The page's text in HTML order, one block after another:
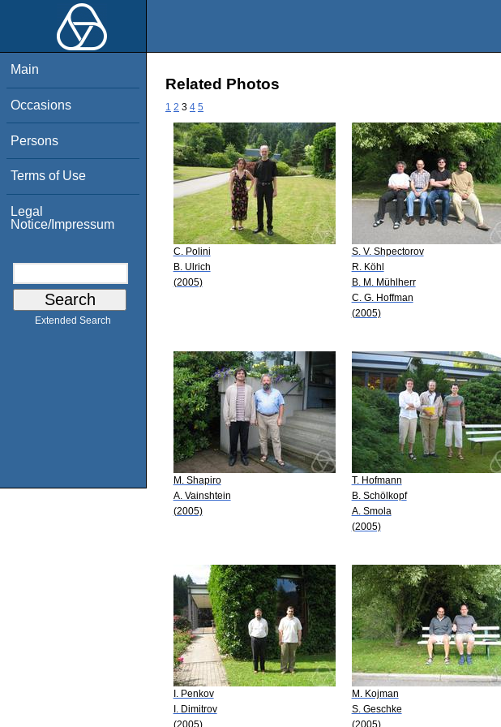
Main
Occasions
Persons
Terms of Use
Legal
Notice/Impressum
Extended Search
Related Photos
1 2 3 4 5
C. Polini
B. Ulrich
(2005)
S. V. Shpectorov
R. Köhl
B. M. Mühlherr
C. G. Hoffman
(2005)
M. Shapiro
A. Vainshtein
(2005)
T. Hofmann
B. Schölkopf
A. Smola
(2005)
I. Penkov
I. Dimitrov
(2005)
M. Kojman
S. Geschke
(2005)